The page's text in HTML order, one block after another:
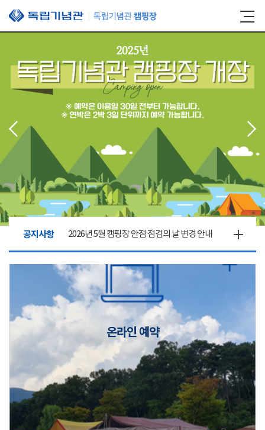
본문 바로가기
공지사항 2026년 5월 캠핑장 안점 점검의 날 변경 안내
캠핑장(9월1일~6일) 미운영 공지
2026년 5월 캠핑장 안점 점검의 날 변경 안내
캠핑장(9월1일~6일) 미운영 공지
온라인 예약